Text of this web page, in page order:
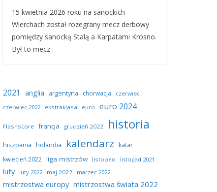
15 kwietnia 2026 roku na sanockich
Wierchach został rozegrany mecz derbowy
pomiędzy sanocką Stalą a Karpatami Krosno.
Był to mecz
2021 anglia argentyna chorwacja
czerwiec
czerwiec 2022
ekstraklasa euro euro 2024
Flashscore francja grudzień 2022 historia
hiszpania holandia kalendarz katar
kwiecień 2022 liga mistrzów listopad listopad 2021
luty luty 2022 maj 2022 marzec 2022
mistrzostwa europy mistrzostwa świata 2022